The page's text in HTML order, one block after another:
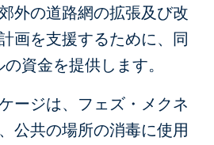
外の道路網の拡張及び改
画を支援するために、同
資金を提供します。
ージは、フェズ・メクネ
公共の場所の消毒に使用